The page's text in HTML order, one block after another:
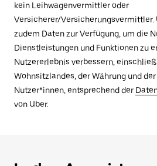
kein Leihwagenvermittler oder
Versicherer/Versicherungsvermittler.
zudem Daten zur Verfügung, um die
Dienstleistungen und Funktionen zu
Nutzererlebnis verbessern,
Wohnsitzlandes, der Währung und
Nutzer*innen, entsprechend der
von Uber.